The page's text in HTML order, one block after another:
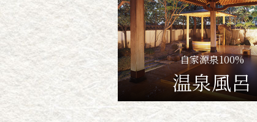
自家源泉100%
温泉風呂